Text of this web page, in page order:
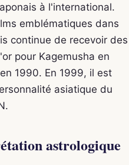
à l'international.
emblématiques dans
continue de recevoir des
pour Kagemusha en
1990. En 1999, il est
asiatique du
astrologique